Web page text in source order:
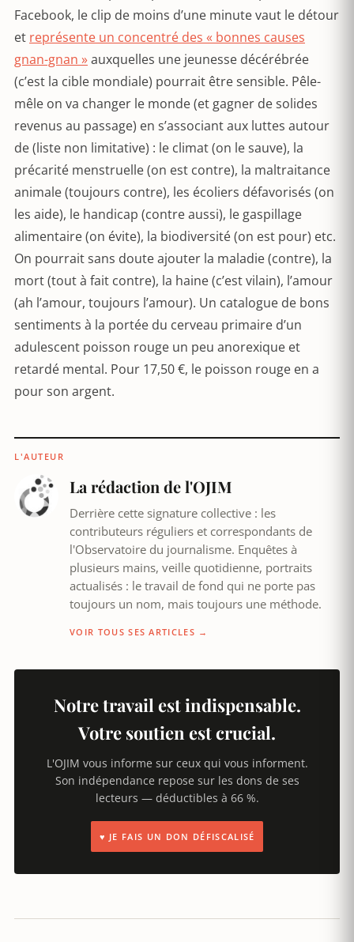
Facebook, le clip de moins d’une minute vaut le détour
et représente un concentré des « bonnes causes
gnan-gnan »auxquelles une jeunesse décérébrée
(c’est la cible mondiale) pourrait être sensible. Pêle-
mêle on va changer le monde (et gagner de solides
revenus au passage) en s’associant aux luttes autour
de (liste non limitative) : le climat (on le sauve), la
précarité menstruelle (on est contre), la maltraitance
animale (toujours contre), les écoliers défavorisés (on
les aide), le handicap (contre aussi), le gaspillage
alimentaire (on évite), la biodiversité (on est pour) etc.
On pourrait sans doute ajouter la maladie (contre), la
mort (tout à fait contre), la haine (c’est vilain), l’amour
(ah l’amour, toujours l’amour). Un catalogue de bons
sentiments à la portée du cerveau primaire d’un
adulescent poisson rouge un peu anorexique et
retardé mental. Pour 17,50 €, le poisson rouge en a
pour son argent.
L'AUTEUR
La rédaction de l'OJIM
Derrière cette signature collective : les
contributeurs réguliers et correspondants de
l'Observatoire du journalisme. Enquêtes à
plusieurs mains, veille quotidienne, portraits
actualisés : le travail de fond qui ne porte pas
toujours un nom, mais toujours une méthode.
VOIR TOUS SES ARTICLES →
Notre travail est indispensable.
Votre soutien est crucial.
L'OJIM vous informe sur ceux qui vous informent.
Son indépendance repose sur les dons de ses
lecteurs — déductibles à 66 %.
♥ JE FAIS UN DON DÉFISCALISÉ